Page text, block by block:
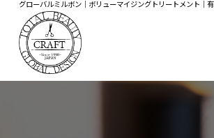
グローバルミルボン｜ボリューマイジングトリートメント｜